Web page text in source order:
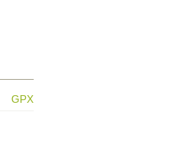
GPX